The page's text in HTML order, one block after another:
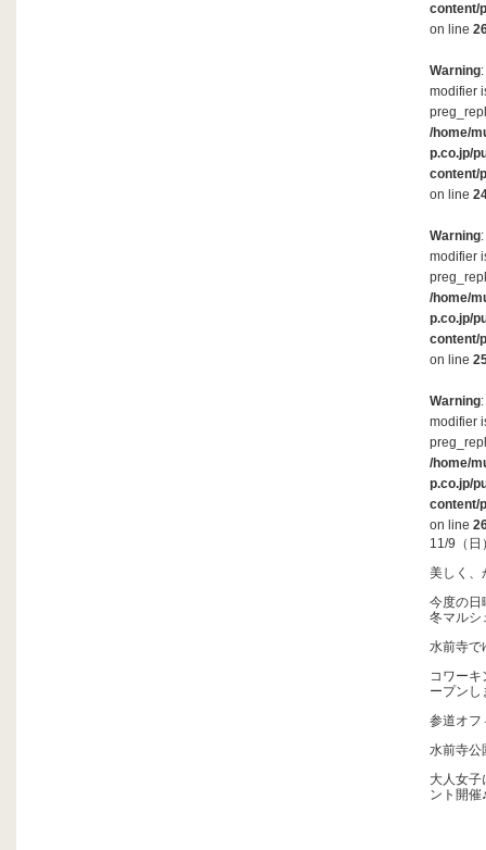
content/
on line
Warning
modifier
/home/
p.co.jp/
content/
on line
Warning
modifier
/home/
p.co.jp/
content/
on line
Warning
modifier
/home/
p.co.jp/
content/
on line
11/9（日
美しく、
今度の
冬マルシ
水前寺で
コワー
ープンし
参道オフ
水前寺公
大人女子
ント開催